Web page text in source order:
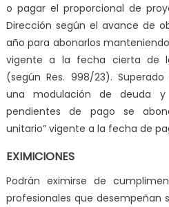
o pagar el proporcional de
Direcciónsegún el avance de
año para abonarlos
vigente a la fecha cierta de
(según Res. 998/23).
unamodulación de deuda y
pendientes de pago se
unitario” vigente a la fecha de
EXIMICIONES
Podrán eximirse de
profesionales que desempeñan